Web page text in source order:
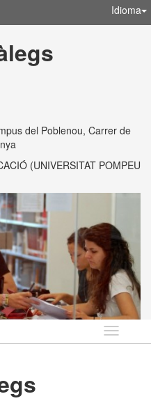
Idioma
del Poblenou, Carrer de
(UNIVERSITAT POMPEU
Idioma